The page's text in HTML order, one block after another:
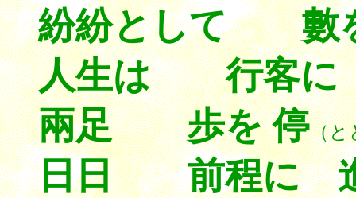
紛紛として 數
人生は 行客に
兩足 歩を 停（と
日日 前程に